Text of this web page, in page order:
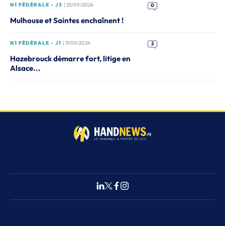
N1 FÉDÉRALE - J3 | 25/09/2024 0
Mulhouse et Saintes enchaînent !
N1 FÉDÉRALE - J1 | 11/09/2024 2
Hazebrouck démarre fort, litige en
Alsace...